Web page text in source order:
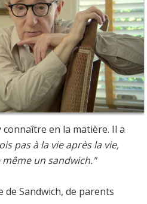
connaître en la matière. Il a
pas à la vie après la vie,
un sandwich."
de Sandwich, de parents